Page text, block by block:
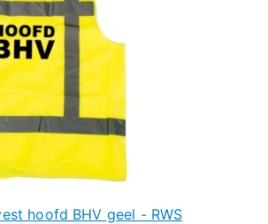
hoofd BHV geel - RWS